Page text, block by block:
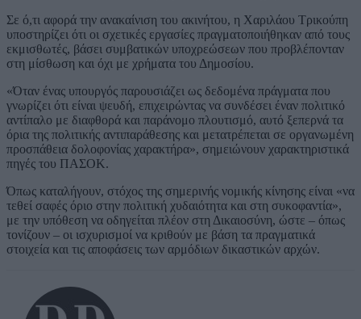
Σε ό,τι αφορά την ανακαίνιση του ακινήτου, η Χαριλάου Τρικούπη
υποστηρίζει ότι οι σχετικές εργασίες πραγματοποιήθηκαν από τους
εκμισθωτές, βάσει συμβατικών υποχρεώσεων που προβλέπονταν
στη μίσθωση και όχι με χρήματα του Δημοσίου.
«Όταν ένας υπουργός παρουσιάζει ως δεδομένα πράγματα που
γνωρίζει ότι είναι ψευδή, επιχειρώντας να συνδέσει έναν πολιτικό
αντίπαλο με διαφθορά και παράνομο πλουτισμό, αυτό ξεπερνά τα
όρια της πολιτικής αντιπαράθεσης και μετατρέπεται σε οργανωμένη
προσπάθεια δολοφονίας χαρακτήρα», σημειώνουν χαρακτηριστικά
πηγές του ΠΑΣΟΚ.
Όπως καταλήγουν, στόχος της σημερινής νομικής κίνησης είναι «να
τεθεί σαφές όριο στην πολιτική χυδαιότητα και στη συκοφαντία»,
με την υπόθεση να οδηγείται πλέον στη Δικαιοσύνη, ώστε – όπως
τονίζουν – οι ισχυρισμοί να κριθούν με βάση τα πραγματικά
στοιχεία και τις αποφάσεις των αρμόδιων δικαστικών αρχών.